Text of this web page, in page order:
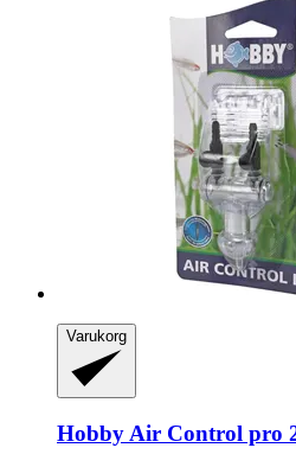
Varukorg
Hobby Air Control pro